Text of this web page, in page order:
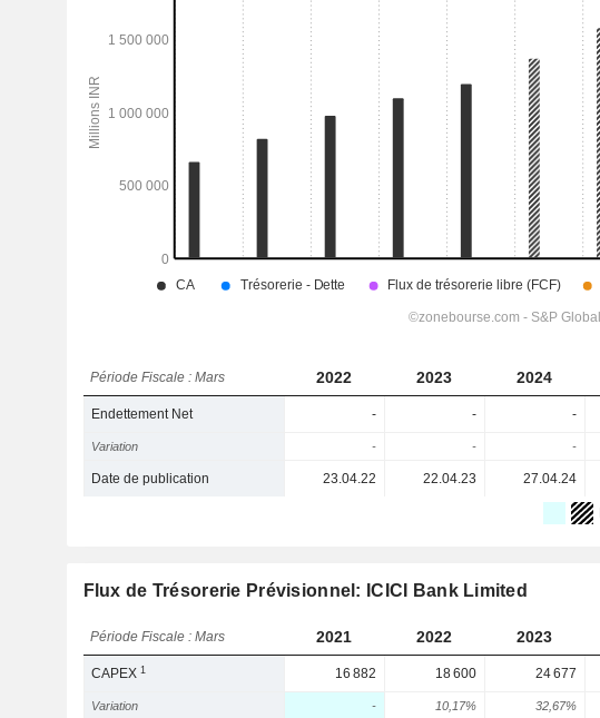
Période Fiscale : Mars 2022 2023 2024
Endettement Net - - -
Variation - - -
Date de publication 23.04.22 22.04.23 27.04.24
Flux de Trésorerie Prévisionnel: ICICI Bank Limited
Période Fiscale : Mars 2021 2022 2023
CAPEX1 16 882 18 600 24 677
Variation - 10,17% 32,67%